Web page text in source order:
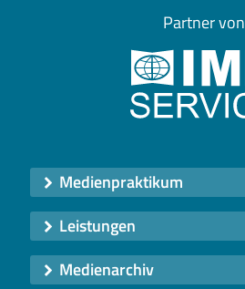
Partner von
Medienpraktikum
Leistungen
Medienarchiv